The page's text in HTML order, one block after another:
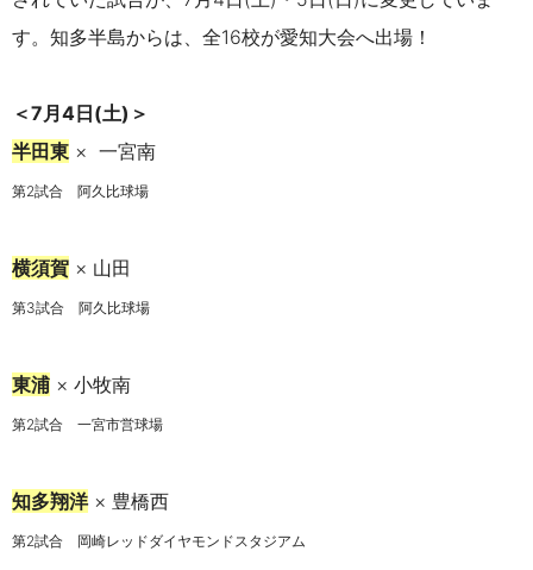
す。知多半島からは、全16校が愛知大会へ出場！
＜7月4日(土) ＞
半田東 × 一宮南
第2試合 阿久比球場
横須賀 × 山田
第3試合 阿久比球場
東浦 × 小牧南
第2試合 一宮市営球場
知多翔洋× 豊橋西
第2試合 岡崎レッドダイヤモンドスタジアム